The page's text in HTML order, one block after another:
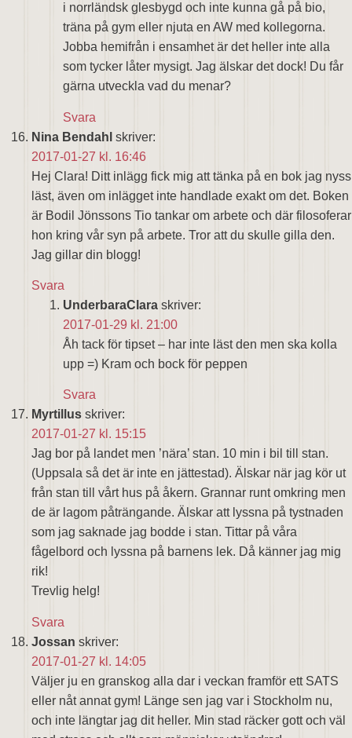
i norrländsk glesbygd och inte kunna gå på bio,
träna på gym eller njuta en AW med kollegorna.
Jobba hemifrån i ensamhet är det heller inte alla
som tycker låter mysigt. Jag älskar det dock! Du får
gärna utveckla vad du menar?
Svara
Nina Bendahl skriver:
2017-01-27 kl. 16:46
Hej Clara! Ditt inlägg fick mig att tänka på en bok jag nyss
läst, även om inlägget inte handlade exakt om det. Boken
är Bodil Jönssons Tio tankar om arbete och där filosoferar
hon kring vår syn på arbete. Tror att du skulle gilla den.
Jag gillar din blogg!
Svara
UnderbaraClara skriver:
2017-01-29 kl. 21:00
Åh tack för tipset – har inte läst den men ska kolla
upp =) Kram och bock för peppen
Svara
Myrtillus skriver:
2017-01-27 kl. 15:15
Jag bor på landet men ’nära’ stan. 10 min i bil till stan.
(Uppsala så det är inte en jättestad). Älskar när jag kör ut
från stan till vårt hus på åkern. Grannar runt omkring men
de är lagom påträngande. Älskar att lyssna på tystnaden
som jag saknade jag bodde i stan. Tittar på våra
fågelbord och lyssna på barnens lek. Då känner jag mig
rik!
Trevlig helg!
Svara
Jossan skriver:
2017-01-27 kl. 14:05
Väljer ju en granskog alla dar i veckan framför ett SATS
eller nåt annat gym! Länge sen jag var i Stockholm nu,
och inte längtar jag dit heller. Min stad räcker gott och väl